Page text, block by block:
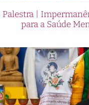
Palestra |
para a Saúde